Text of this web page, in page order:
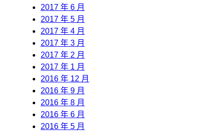
2017 年 6 月
2017 年 5 月
2017 年 4 月
2017 年 3 月
2017 年 2 月
2017 年 1 月
2016 年 12 月
2016 年 9 月
2016 年 8 月
2016 年 6 月
2016 年 5 月